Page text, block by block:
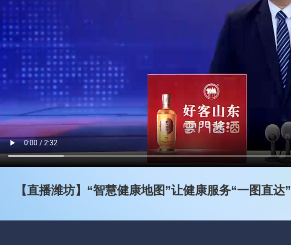
【直播潍坊】“智慧健康地图”让健康服务“一图直达”